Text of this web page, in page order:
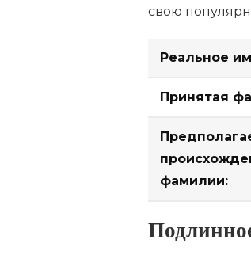
свою
Реальное
Принятая
фамилии: